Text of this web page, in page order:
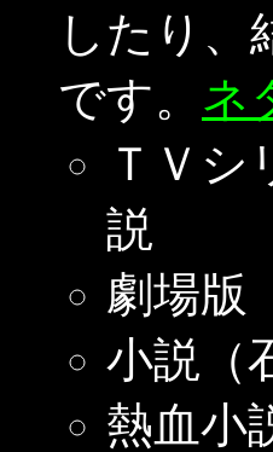
したり、
です。 ネ
ＴＶシ
説
劇場版
小説（
熱血小